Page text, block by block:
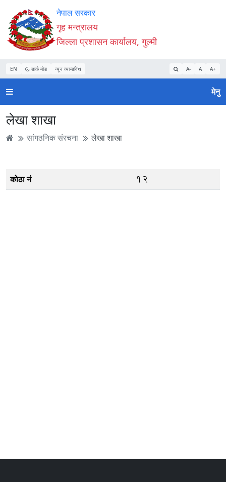
Accessibility
Mode
सुरु
गर्नुहोस्
सामाग्री
पढ्नुहाेस्
नेभिगेसन
पढ्नुहाेस्
वेबसाइट
खोजमा
जानुहोस्
नेपाल सरकार
गृह मन्त्रालय
जिल्ला प्रशासन कार्यालय, गुल्मी
EN डार्क मोड न्यून व्यान्डविथ A- A A+
मेनु
लेखा शाखा
सांगठनिक संरचना लेखा शाखा
कोठा नं 12